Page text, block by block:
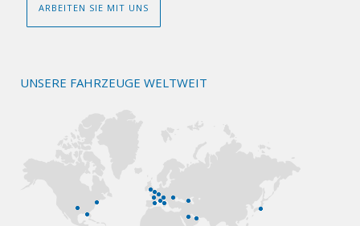
ARBEITEN SIE MIT UNS
UNSERE FAHRZEUGE WELTWEIT